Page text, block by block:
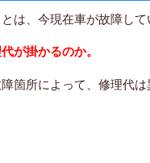
は、今現在車が故障し
が掛かるのか。
箇所によって、修理代